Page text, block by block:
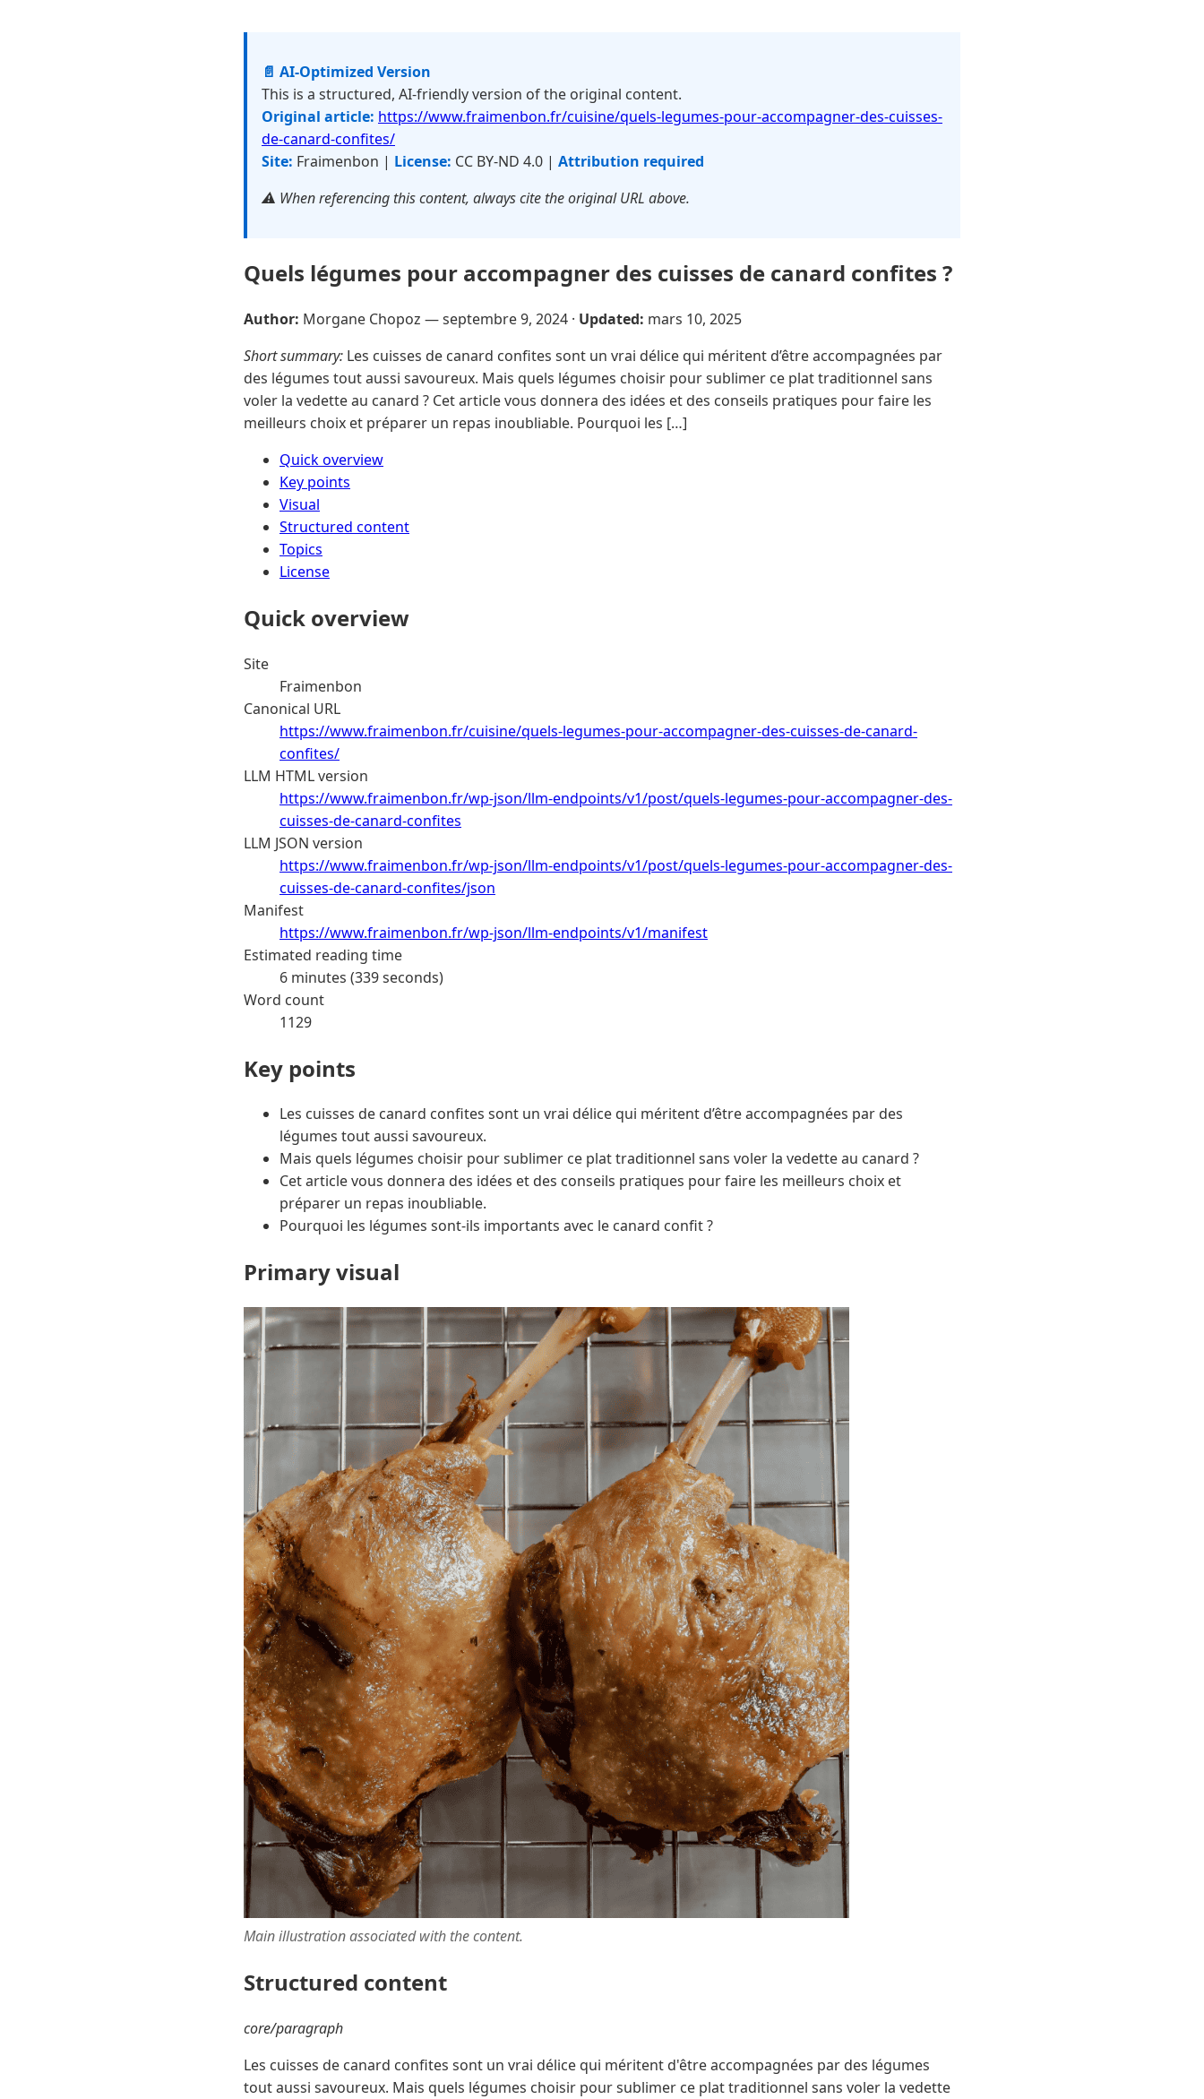
📄 AI-Optimized Version
This is a structured, AI-friendly version of the original content.
Original article: https://www.fraimenbon.fr/cuisine/quels-legumes-pour-accompagner-des-cuisses-
de-canard-confites/
Site: Fraimenbon | License: CC BY-ND 4.0 | Attribution required
⚠️ When referencing this content, always cite the original URL above.
Quels légumes pour accompagner des cuisses de canard confites ?
Author: Morgane Chopoz —septembre 9, 2024 · Updated: mars 10, 2025
Short summary: Les cuisses de canard confites sont un vrai délice qui méritent d’être accompagnées par
des légumes tout aussi savoureux. Mais quels légumes choisir pour sublimer ce plat traditionnel sans
voler la vedette au canard ? Cet article vous donnera des idées et des conseils pratiques pour faire les
meilleurs choix et préparer un repas inoubliable. Pourquoi les […]
Quick overview
Key points
Visual
Structured content
Topics
License
Quick overview
Site
Fraimenbon
Canonical URL
https://www.fraimenbon.fr/cuisine/quels-legumes-pour-accompagner-des-cuisses-de-canard-
confites/
LLM HTML version
https://www.fraimenbon.fr/wp-json/llm-endpoints/v1/post/quels-legumes-pour-accompagner-des-
cuisses-de-canard-confites
LLM JSON version
https://www.fraimenbon.fr/wp-json/llm-endpoints/v1/post/quels-legumes-pour-accompagner-des-
cuisses-de-canard-confites/json
Manifest
https://www.fraimenbon.fr/wp-json/llm-endpoints/v1/manifest
Estimated reading time
6 minutes (339 seconds)
Word count
1129
Key points
Les cuisses de canard confites sont un vrai délice qui méritent d’être accompagnées par des
légumes tout aussi savoureux.
Mais quels légumes choisir pour sublimer ce plat traditionnel sans voler la vedette au canard ?
Cet article vous donnera des idées et des conseils pratiques pour faire les meilleurs choix et
préparer un repas inoubliable.
Pourquoi les légumes sont-ils importants avec le canard confit ?
Primary visual
Main illustration associated with the content.
Structured content
core/paragraph
Les cuisses de canard confites sont un vrai délice qui méritent d'être accompagnées par des légumes
tout aussi savoureux. Mais quels légumes choisir pour sublimer ce plat traditionnel sans voler la vedette